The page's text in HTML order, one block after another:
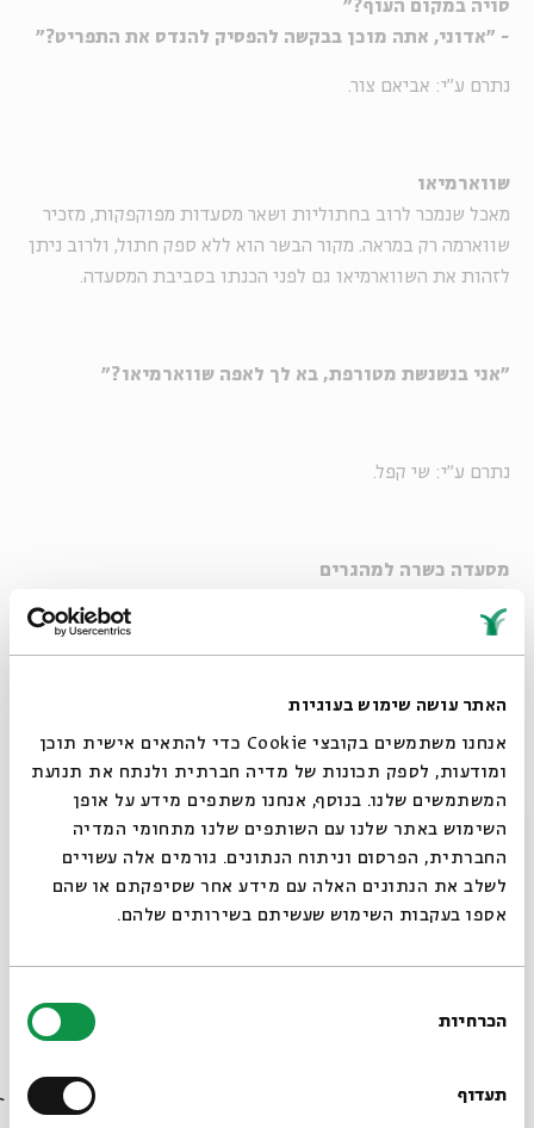
האתר עושה שימוש בעוגיות
אנחנו משתמשים בקובצי Cookie כדי להתאים אישית תוכן
ומודעות, לספק תכונות של מדיה חברתית ולנתח את תנועת
המשתמשים שלנו. בנוסף, אנחנו משתפים מידע על אופן
השימוש באתר שלנו עם השותפים שלנו מתחומי המדיה
החברתית, הפרסום וניתוח הנתונים. גורמים אלה עשויים
לשלב את הנתונים האלה עם מידע אחר שסיפקתם או שהם
אספו בעקבות השימוש שעשיתם בשירותים שלהם.
הסכמה
הכרחיות
תעדוף
סויה במקום העוף?"
- "אדוני, אתה מוכן בבקשה להפסיק להנדס את התפריט?"
נתרם ע"י: אביאם צור.
שווארמיאו
מאכל שנמכר לרוב בחתוליות ושאר מסעדות מפוקפקות, מזכיר
שווארמה רק במראה. מקור הבשר הוא ללא ספק חתול, ולרוב ניתן
לזהות את השווארמיאו גם לפני הכנתו בסביבת המסעדה.
"אני בנשנשת מטורפת, בא לך לאפה שווארמיאו?"
נתרם ע"י: שי קפל.
מסעדה כשרה למהגרים
במדינת ניו-יורק.
- "בוא, אני אקח אותך למסעדה כשרה למהגרים".
נתרם ע"י: פינקי.
מקור: פינקי ואסף שגיא.
השולחן הכי ארוך במסעדה, כזה שניתן לזהותו מיד עוד
סגור